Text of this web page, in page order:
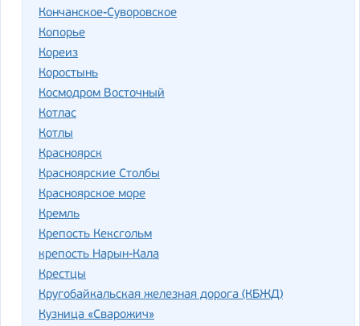
Кончанское-Суворовское
Копорье
Кореиз
Коростынь
Космодром Восточный
Котлас
Котлы
Красноярск
Красноярские Столбы
Красноярское море
Кремль
Крепость Кексгольм
крепость Нарын-Кала
Крестцы
Кругобайкальская железная дорога (КБЖД)
Кузница «Сварожич»